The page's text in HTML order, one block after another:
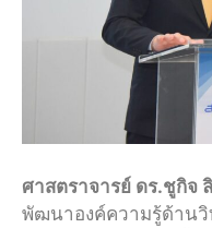
ศาสตราจารย์ ดร.ชูกิจ
พัฒนาองค์ความรู้ด้านวิ